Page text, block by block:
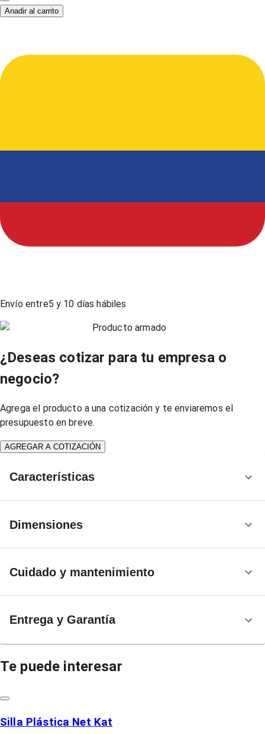
Anadir al carrito
Envío entre5 y 10 días hábiles
Producto armado
¿Deseas cotizar para tu empresa o
negocio?
Agrega el producto a una cotización y te enviaremos el
presupuesto en breve.
AGREGAR A COTIZACIÓN
Características
Dimensiones
Cuidado y mantenimiento
Entrega y Garantía
Te puede interesar
Silla Plástica Net Kat